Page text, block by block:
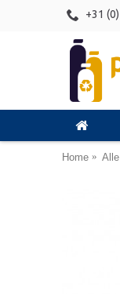
+31
Home